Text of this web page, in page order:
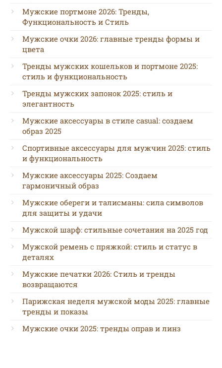
Мужские портмоне 2026: Тренды,
Функциональность и Стиль
Мужские очки 2026: главные тренды формы и
цвета
Тренды мужских кошельков и портмоне 2025:
стиль и функциональность
Тренды мужских запонок 2025: стиль и
элегантность
Мужские аксессуары в стиле casual: создаем
образ 2025
Спортивные аксессуары для мужчин 2025: стиль
и функциональность
Мужские аксессуары 2025: Создаем
гармоничный образ
Мужские обереги и талисманы: сила символов
для защиты и удачи
Мужской шарф: стильные сочетания на 2025 год
Мужской ремень с пряжкой: стиль и статус в
деталях
Мужские печатки 2026: Стиль и тренды
возвращаются
Парижская неделя мужской моды 2025: главные
тренды и показы
Мужские очки 2025: тренды оправ и линз